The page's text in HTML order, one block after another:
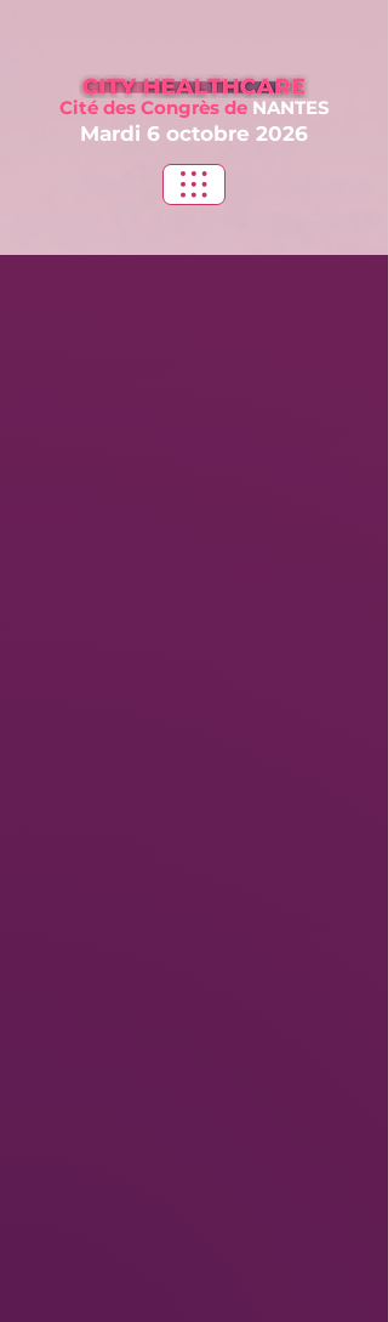
Cité des Congrès de NANTES
Mardi 6 octobre 2026